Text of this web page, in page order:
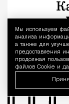
Мы используем
анализа
а также для
предоставления
продолжая
файлов Cookie и
Отпуск в
квартал «КОД